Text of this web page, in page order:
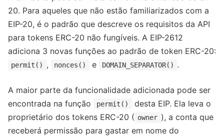
20. Para aqueles que não estão familiarizados com a
EIP-20, é o padrão que descreve os requisitos da API
para tokens ERC-20 não fungíveis. A EIP-2612
adiciona 3 novas funções ao padrão de token ERC-20:
permit() , nonces() e DOMAIN_SEPARATOR() .
A maior parte da funcionalidade adicionada pode ser
encontrada na função
permit()
desta EIP. Ela leva o
proprietário dos tokens ERC-20 ( owner ), a conta que
receberá permissão para gastar em nome do